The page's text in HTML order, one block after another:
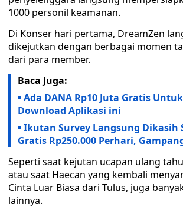
1000 personil keamanan.
Di Konser hari pertama, DreamZen
dikejutkan dengan berbagai momen
dari para member.
Baca Juga:
Ada DANA Rp10 Juta Gratis
Download Aplikasi ini
Ikutan Survey Langsung Dikasih
Gratis Rp250.000 Perhari,
Seperti saat kejutan ucapan ulang
atau saat Haecan yang kembali
Cinta Luar Biasa dari Tulus, juga
lainnya.